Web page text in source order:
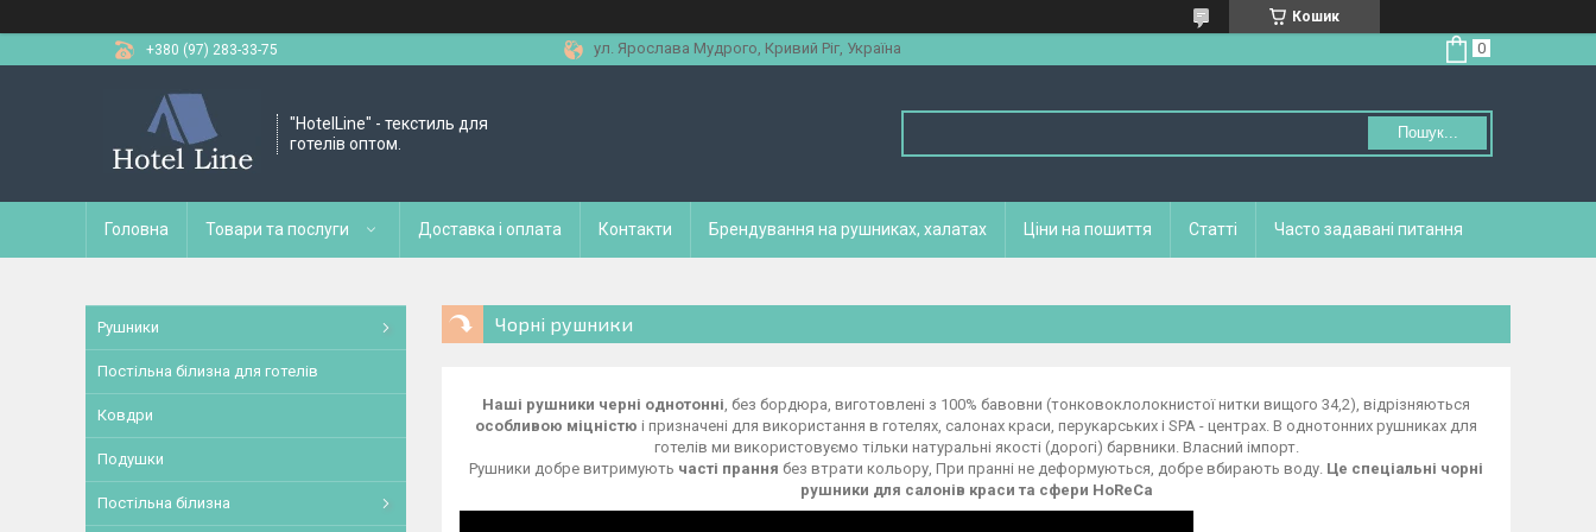
Кошик
+380 (97) 283-33-75
ул. Ярослава Мудрого, Кривий Ріг, Україна
"HotelLine" - текстиль для
готелів оптом.
Пошук...
Головна Товари та послуги Доставка і оплата Контакти Брендування на рушниках, халатах Ціни на пошиття Статті Часто задавані питання
Чорні рушники
Наші рушники черні однотонні, без бордюра, виготовлені з 100% бавовни (тонковоклолокнистої нитки вищого 34,2), відрізняються
особливою міцністю і призначені для використання в готелях, салонах краси, перукарських і SPA - центрах. В однотонних рушниках для
готелів ми використовуємо тільки натуральні якості (дорогі) барвники. Власний імпорт.
Рушники добре витримують часті прання без втрати кольору, При пранні не деформуються, добре вбирають воду. Це спеціальні чорні
рушники для салонів краси та сфери HoReCa
Рушники
Постільна білизна для готелів
Ковдри
Подушки
Постільна білизна